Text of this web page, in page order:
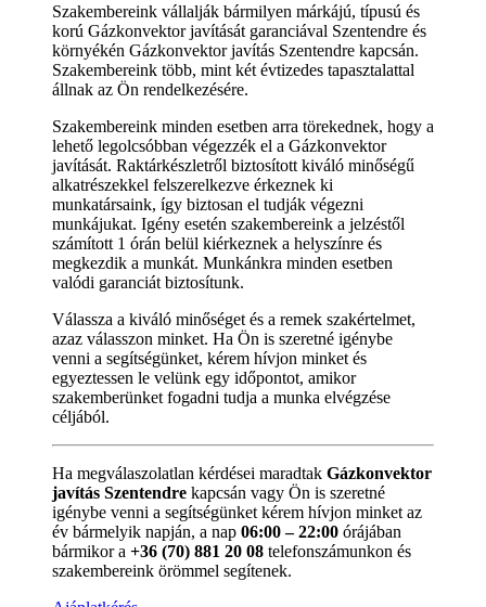
Szakembereink vállalják bármilyen márkájú, típusú és
korú Gázkonvektor javítását garanciával Szentendre és
környékén Gázkonvektor javítás Szentendre kapcsán.
Szakembereink több, mint két évtizedes tapasztalattal
állnak az Ön rendelkezésére.
Szakembereink minden esetben arra törekednek, hogy a
lehető legolcsóbban végezzék el a Gázkonvektor
javítását. Raktárkészletről biztosított kiváló minőségű
alkatrészekkel felszerelkezve érkeznek ki
munkatársaink, így biztosan el tudják végezni
munkájukat. Igény esetén szakembereink a jelzéstől
számított 1 órán belül kiérkeznek a helyszínre és
megkezdik a munkát. Munkánkra minden esetben
valódi garanciát biztosítunk.
Válassza a kiváló minőséget és a remek szakértelmet,
azaz válasszon minket. Ha Ön is szeretné igénybe
venni a segítségünket, kérem hívjon minket és
egyeztessen le velünk egy időpontot, amikor
szakemberünket fogadni tudja a munka elvégzése
céljából.
Ha megválaszolatlan kérdései maradtak Gázkonvektor
javítás Szentendre kapcsán vagy Ön is szeretné
igénybe venni a segítségünket kérem hívjon minket az
év bármelyik napján, a nap 06:00 – 22:00 órájában
bármikor a +36 (70) 881 20 08 telefonszámunkon és
szakembereink örömmel segítenek.